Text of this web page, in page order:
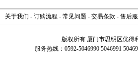
关于我们 - 订购流程 - 常见问题 - 交易条款 - 售后
版权所有 厦门市思明区优
服务热线：0592-5046990 5046991